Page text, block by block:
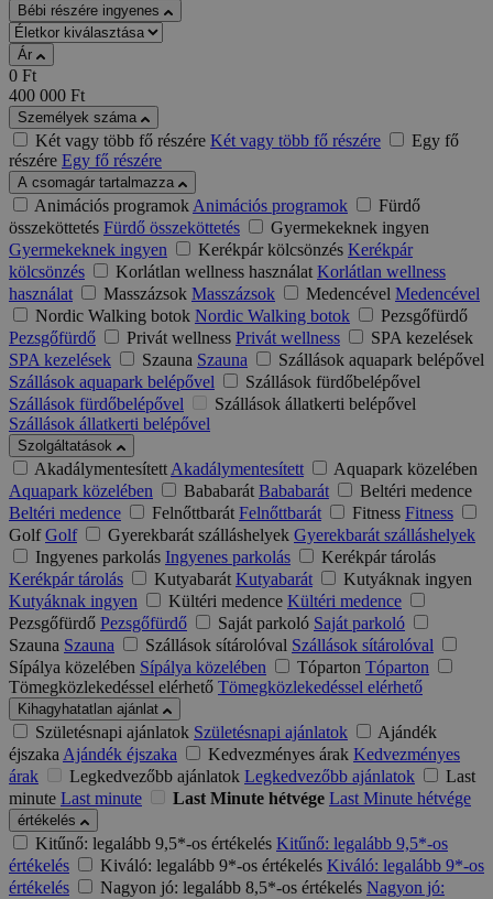
Bébi részére ingyenes
Ár
0 Ft
400 000 Ft
Személyek száma
Két vagy több fő részére Két vagy több fő részére
Egy fő
részére Egy fő részére
A csomagár tartalmazza
Animációs programokAnimációs programok
Fürdő
összeköttetés Fürdő összeköttetés
Gyermekeknek ingyen
Gyermekeknek ingyen
Kerékpár kölcsönzés Kerékpár
kölcsönzés
Korlátlan wellness használat Korlátlan wellness
használat
Masszázsok Masszázsok Medencével Medencével
Nordic Walking botok Nordic Walking botok
Pezsgőfürdő
Pezsgőfürdő
Privát wellness Privát wellness
SPA kezelések
SPA kezelések
Szauna Szauna
Szállások aquapark belépővel
Szállások aquapark belépővel
Szállások fürdőbelépővel
Szállások fürdőbelépővel
Szállások állatkerti belépővel
Szállások állatkerti belépővel
Szolgáltatások
AkadálymentesítettAkadálymentesített
Aquapark közelében
Aquapark közelében
Bababarát Bababarát
Beltéri medence
Beltéri medence
Felnőttbarát Felnőttbarát Fitness Fitness
Golf Golf Gyerekbarát szálláshelyek Gyerekbarát szálláshelyek
Ingyenes parkolás Ingyenes parkolás
Kerékpár tárolás
Kerékpár tárolás
Kutyabarát Kutyabarát
Kutyáknak ingyen
Kutyáknak ingyen
Kültéri medence Kültéri medence
Pezsgőfürdő Pezsgőfürdő Saját parkoló Saját parkoló
Szauna Szauna Szállások sítárolóval Szállások sítárolóval
Sípálya közelében Sípálya közelében Tóparton Tóparton
Tömegközlekedéssel elérhető Tömegközlekedéssel elérhető
Kihagyhatatlan ajánlat
Születésnapi ajánlatok Születésnapi ajánlatok
Ajándék
éjszakaAjándék éjszaka Kedvezményes árak Kedvezményes
árak
Legkedvezőbb ajánlatok Legkedvezőbb ajánlatok
Last
minute Last minute Last Minute hétvége Last Minute hétvége
értékelés
Kitűnő: legalább 9,5*-os értékelés Kitűnő: legalább 9,5*-os
értékelés
Kiváló: legalább 9*-os értékelés Kiváló: legalább 9*-os
értékelés
Nagyon jó: legalább 8,5*-os értékelés Nagyon jó: